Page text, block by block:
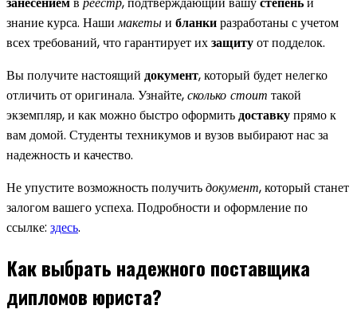
знание курса. Нашимакетыи бланкиразработаны с учетом
всех требований, что гарантирует ихзащитуот подделок.
Вы получите настоящий документ, который будет нелегко
отличить от оригинала. Узнайте,сколько стоит такой
экземпляр, и как можно быстро оформитьдоставкупрямо к
вам домой. Студенты техникумов и вузов выбирают нас за
надежность и качество.
Не упустите возможность получитьдокумент, который станет
залогом вашего успеха. Подробности и оформление по
ссылке: здесь.
Как выбрать надежного поставщика
дипломов юриста?